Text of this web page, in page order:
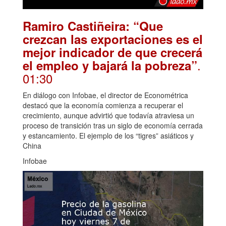
Ramiro Castiñeira: “Que
crezcan las exportaciones es el
mejor indicador de que crecerá
el empleo y bajará la pobreza”.
01:30
En diálogo con Infobae, el director de Econométrica
destacó que la economía comienza a recuperar el
crecimiento, aunque advirtió que todavía atraviesa un
proceso de transición tras un siglo de economía cerrada
y estancamiento. El ejemplo de los “tigres” asiáticos y
China
Infobae